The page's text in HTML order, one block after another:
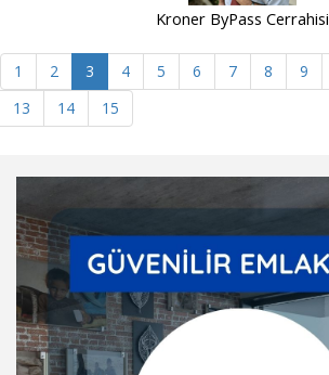
Kroner ByPass Cerrahisi
1 2 3 4 5 6 7 8 9
13
14 15